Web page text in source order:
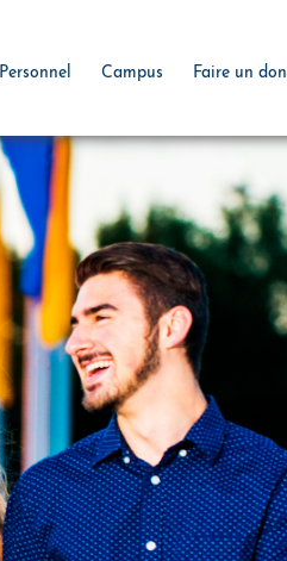
Personnel Campus Faire un don